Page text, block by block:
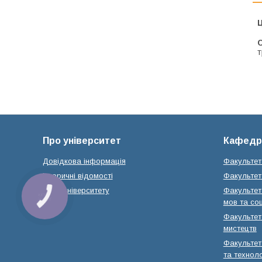
Про університет
Довідкова інформація
Історичні відомості
Місія університету
Факультет
Факультет
мов та
Факультет
мистецтв
та
КНОПКА
ЗВ'ЯЗКУ